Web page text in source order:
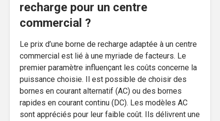
recharge pour un centre
commercial ?
Le prix d’une borne de recharge adaptée à un centre
commercial est lié à une myriade de facteurs. Le
premier paramètre influençant les coûts concerne la
puissance choisie. Il est possible de choisir des
bornes en courant alternatif (AC) ou des bornes
rapides en courant continu (DC). Les modèles AC
sont appréciés pour leur faible coût. Ils délivrent une